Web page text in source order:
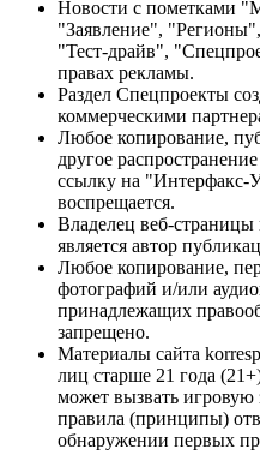
Новости с пометками
"Заявление",
"Тест-драйв",
правах рекламы.
Раздел Спецпроекты
коммерческими
Любое копирование,
другое
ссылку на "Интерфакс-
воспрещается.
Владелец веб-страницы
является автор
Любое копирование,
фотографий и/или
принадлежащих
запрещено.
Материалы сайта
лиц старше 21 года
может вызвать игровую
правила (принципы)
обнаружении первых